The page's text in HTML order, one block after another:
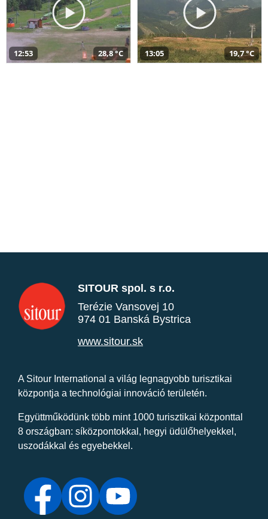
12:53 28,8 °C 13:05 19,7 °C
SITOUR spol. s r.o.
Terézie Vansovej 10
974 01 Banská Bystrica
www.sitour.sk
A Sitour International a világ legnagyobb turisztikai
központja a technológiai innováció területén.
Együttműködünk több mint 1000 turisztikai központtal
8 országban: síközpontokkal, hegyi üdülőhelyekkel,
uszodákkal és egyebekkel.